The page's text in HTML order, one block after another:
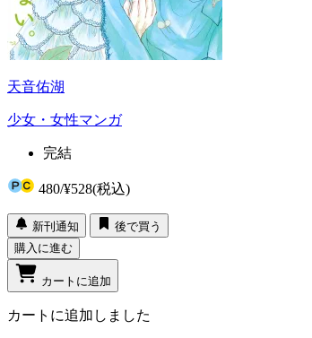
天音佑湖
少女・女性マンガ
完結
480/¥528(税込)
新刊通知
後で買う
購入に進む
カートに追加
カートに追加しました